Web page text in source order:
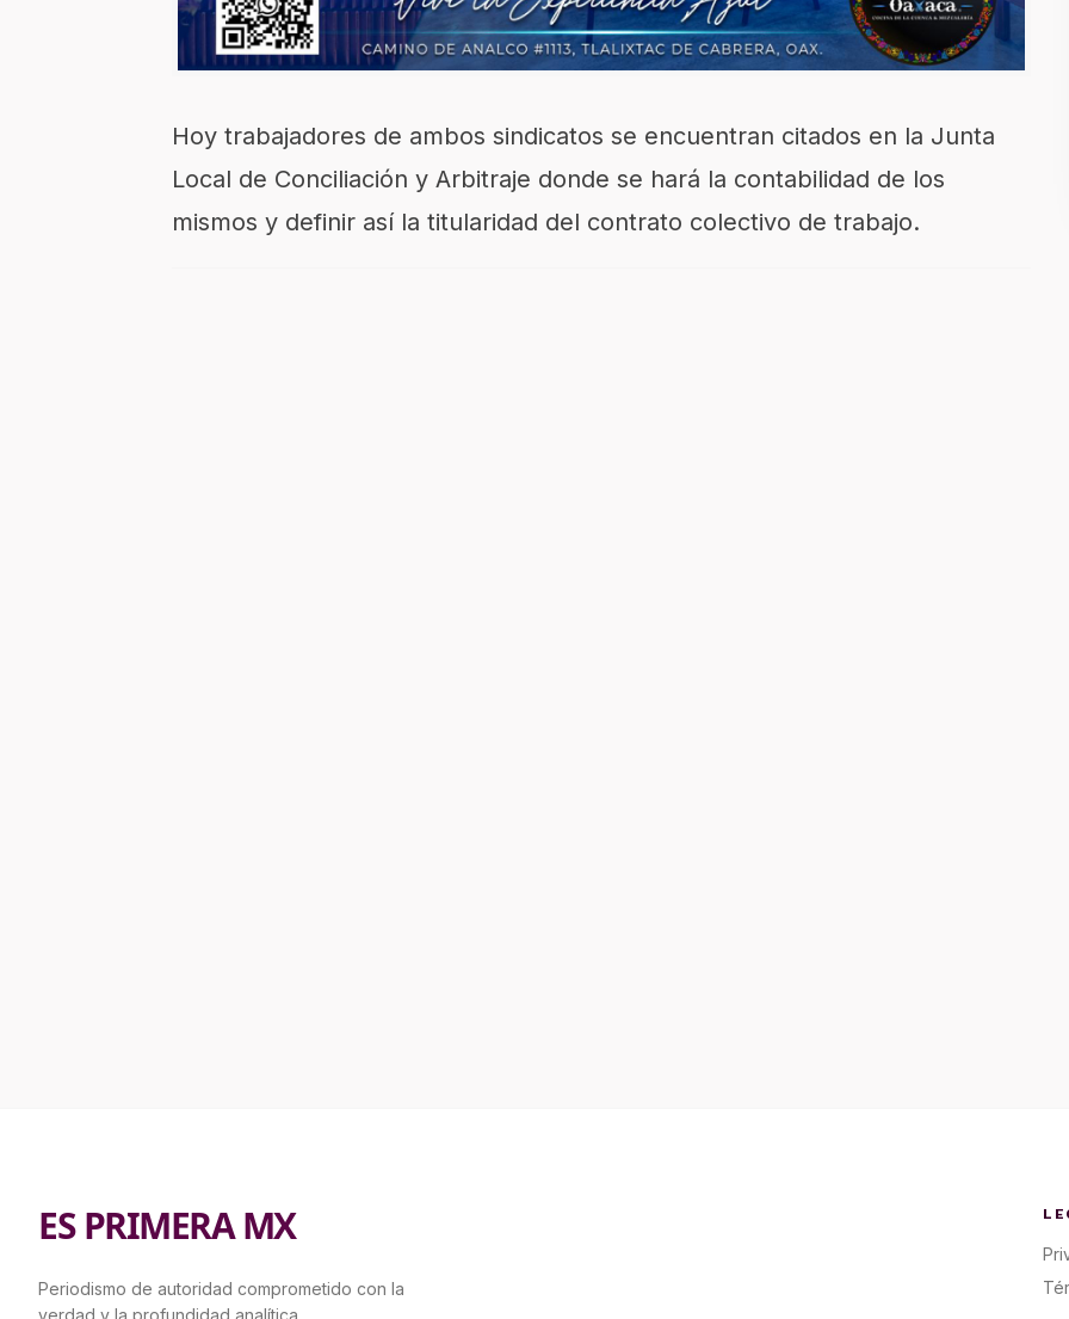
Hoy trabajadores de ambos sindicatos se encuentran citados en la Junta
Local de Conciliación y Arbitraje donde se hará la contabilidad de los
mismos y definir así la titularidad del contrato colectivo de trabajo.
ES PRIMERA MX
Periodismo de autoridad comprometido con la
verdad y la profundidad analítica.